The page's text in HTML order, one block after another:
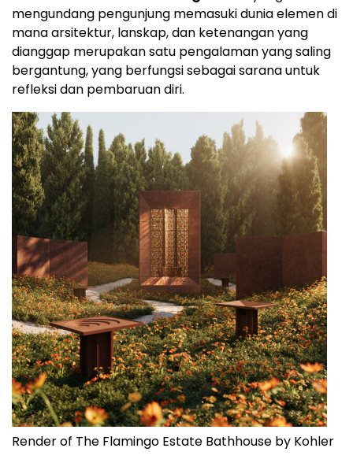
mengundang pengunjung memasuki dunia elemen di
mana arsitektur, lanskap, dan ketenangan yang
dianggap merupakan satu pengalaman yang saling
bergantung, yang berfungsi sebagai sarana untuk
refleksi dan pembaruan diri.
Render of The Flamingo Estate Bathhouse by Kohler